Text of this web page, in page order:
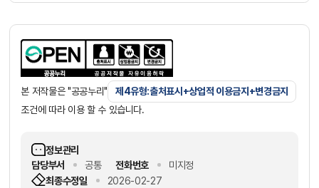
본 저작물은 "공공누리"
제4유형:출처표시+상업적 이용금지+변경금지
조건에 따라 이용 할 수 있습니다.
정보관리
담당부서
공통 전화번호
미지정
최종수정일
2026-02-27